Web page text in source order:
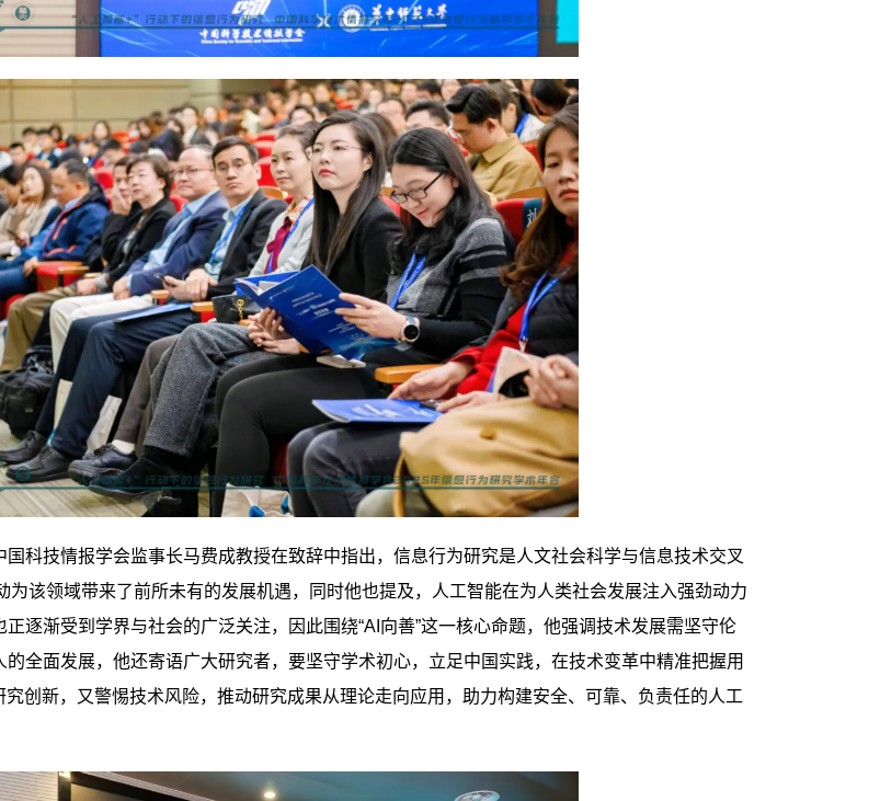
科技情报学会监事长马费成教授在致辞中指出，信息行为研究是人文社会科学与信息技术交叉
为该领域带来了前所未有的发展机遇，同时他也提及，人工智能在为人类社会发展注入强劲动力
逐渐受到学界与社会的广泛关注，因此围绕“AI向善”这一核心命题，他强调技术发展需坚守伦
全面发展，他还寄语广大研究者，要坚守学术初心，立足中国实践，在技术变革中精准把握用
创新，又警惕技术风险，推动研究成果从理论走向应用，助力构建安全、可靠、负责任的人工